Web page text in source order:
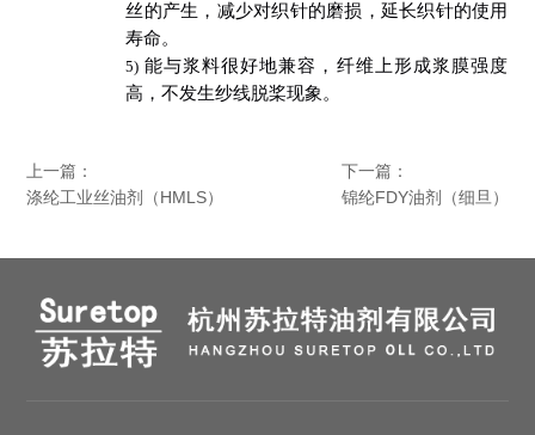
丝的产生，减少对织针的磨损，延长织针的使用
寿命。
5) 能与浆料很好地兼容，纤维上形成浆膜强度
高，不发生纱线脱桨现象。
上一篇：
涤纶工业丝油剂（HMLS）
下一篇：
锦纶FDY油剂（细旦）